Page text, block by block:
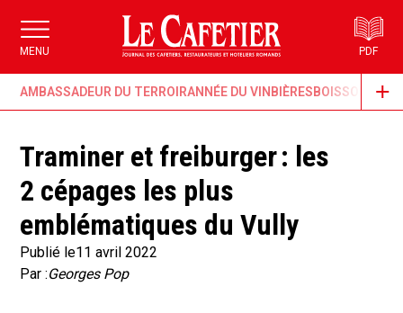
MENU PDF
AMBASSADEUR DU TERROIRANNÉE DU VINBIÈRESBOISSONS &
Traminer et freiburger : les
2 cépages les plus
emblématiques du Vully
Publié le11 avril 2022
Par :Georges Pop